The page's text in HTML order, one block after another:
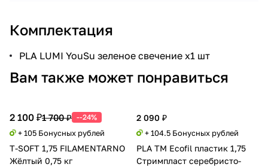
Комплектация
PLA LUMI YouSu зеленое свечение x1 шт
Вам также может понравиться
2 100 ₽1 700 ₽ --24%
+ 105 Бонусных рублей
T-SOFT 1,75 FILAMENTARNO
Жёлтый 0,75 кг
2 090 ₽
+ 104.5 Бонусных рублей
PLA TM Ecofil пластик 1,75
Стримпласт серебристо-